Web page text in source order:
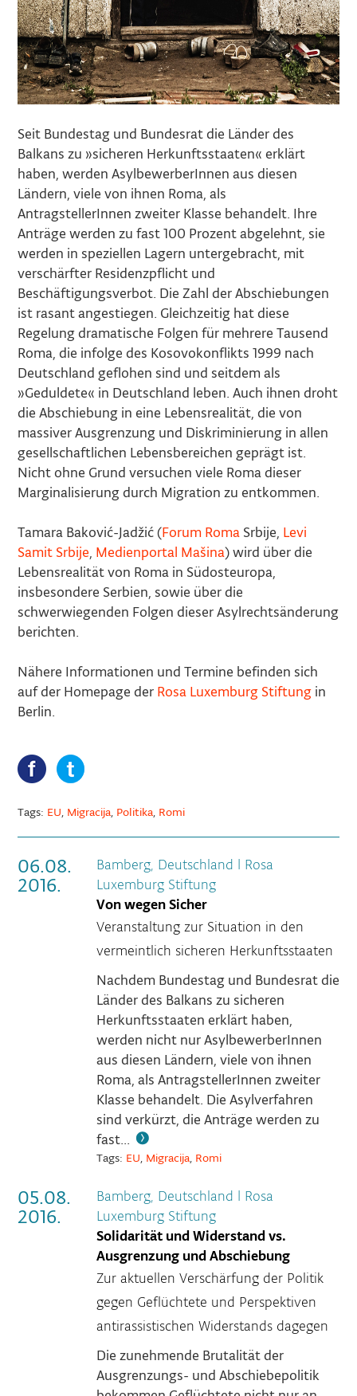
Seit Bundestag und Bundesrat die Länder des
Balkans zu »sicheren Herkunftsstaaten« erklärt
haben, werden AsylbewerberInnen aus diesen
Ländern, viele von ihnen Roma, als
AntragstellerInnen zweiter Klasse behandelt. Ihre
Anträge werden zu fast 100 Prozent abgelehnt, sie
werden in speziellen Lagern untergebracht, mit
verschärfter Residenzpflicht und
Beschäftigungsverbot. Die Zahl der Abschiebungen
ist rasant angestiegen. Gleichzeitig hat diese
Regelung dramatische Folgen für mehrere Tausend
Roma, die infolge des Kosovokonflikts 1999 nach
Deutschland geflohen sind und seitdem als
»Geduldete« in Deutschland leben. Auch ihnen droht
die Abschiebung in eine Lebensrealität, die von
massiver Ausgrenzung und Diskriminierung in allen
gesellschaftlichen Lebensbereichen geprägt ist.
Nicht ohne Grund versuchen viele Roma dieser
Marginalisierung durch Migration zu entkommen.
Tamara Baković-Jadžić (Forum Roma Srbije, Levi
Samit Srbije, Medienportal Mašina) wird über die
Lebensrealität von Roma in Südosteuropa,
insbesondere Serbien, sowie über die
schwerwiegenden Folgen dieser Asylrechtsänderung
berichten.
Nähere Informationen und Termine befinden sich
auf der Homepage der Rosa Luxemburg Stiftung in
Berlin.
Tags: EU, Migracija, Politika, Romi
06.08.
2016.
Bamberg, Deutschland | Rosa
Luxemburg Stiftung
Von wegen Sicher
Veranstaltung zur Situation in den
vermeintlich sicheren Herkunftsstaaten
Nachdem Bundestag und Bundesrat die
Länder des Balkans zu sicheren
Herkunftsstaaten erklärt haben,
werden nicht nur AsylbewerberInnen
aus diesen Ländern, viele von ihnen
Roma, als AntragstellerInnen zweiter
Klasse behandelt. Die Asylverfahren
sind verkürzt, die Anträge werden zu
fast...
Tags: EU, Migracija, Romi
05.08.
2016.
Bamberg, Deutschland | Rosa
Luxemburg Stiftung
Solidarität und Widerstand vs.
Ausgrenzung und Abschiebung
Zur aktuellen Verschärfung der Politik
gegen Geflüchtete und Perspektiven
antirassistischen Widerstands dagegen
Die zunehmende Brutalität der
Ausgrenzungs- und Abschiebepolitik